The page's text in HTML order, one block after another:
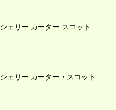
シェリー カーター‐スコット
シェリー カーター・スコット